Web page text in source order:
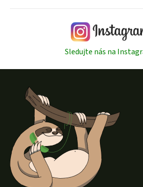
Sledujte nás na